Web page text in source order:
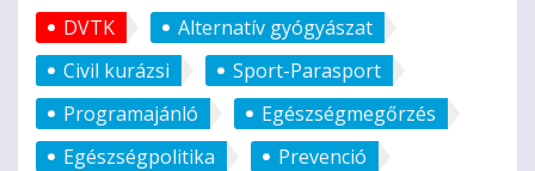
DVTK
Alternatív gyógyászat
Civil kurázsi
Sport-Parasport
Programajánló
Egészségmegőrzés
Egészségpolitika
Prevenció